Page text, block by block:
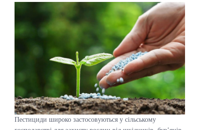
Пестициди широко застосовуються у сільському